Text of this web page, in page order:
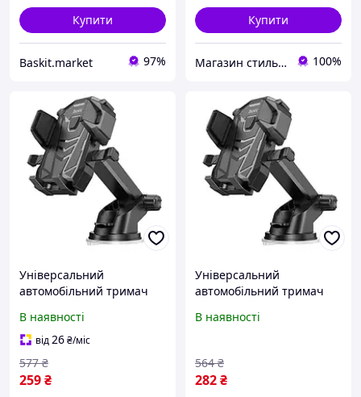
Купити
Baskit.market 97%
Купити
Магазин стильних гаджетів 100%
Універсальний
автомобільний тримач
DCA17 магнітний холдер
в авто кронштейн на
присоску Чорний akr
В наявності
від26₴/міс
259₴
577 ₴
Універсальний
автомобільний тримач
DCA17 магнітний холдер
присоску Чорний tet
В наявності
282₴
564 ₴